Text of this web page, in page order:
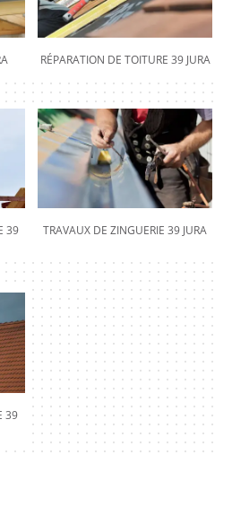
RÉPARATION DE TOITURE 39 JURA
39
TRAVAUX DE ZINGUERIE 39 JURA
39